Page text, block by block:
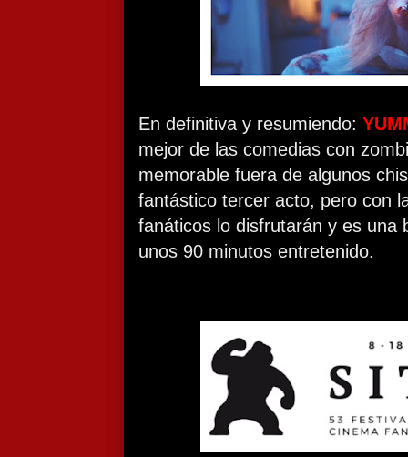
En definitiva y resumiendo:
mejor de las comedias con
memorable fuera de algunos
fantástico tercer acto, pero con
fanáticos lo disfrutarán y es una
unos 90 minutos entretenido.